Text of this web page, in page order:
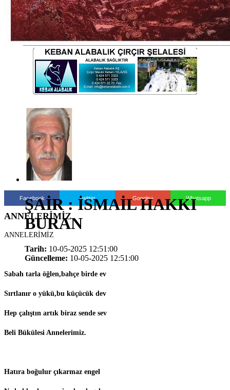
ŞAİR : İSMAİL HAKKI
BURAN
Tarih: 10-05-2025 12:51:00
Güncelleme: 10-05-2025 12:51:00
Facebook Twitter Google+ Whatsapp
ANNELERİMİZ
ANNELERİMİZ
Sabah tarla öğlen,bahçe birde ev
Sırtlanır o yükü,bu küçücük dev
Hep çalıştın artık biraz sende sev
Beli Bükülesi Annelerimiz.
Hatıra boğulur çıkarmaz engel